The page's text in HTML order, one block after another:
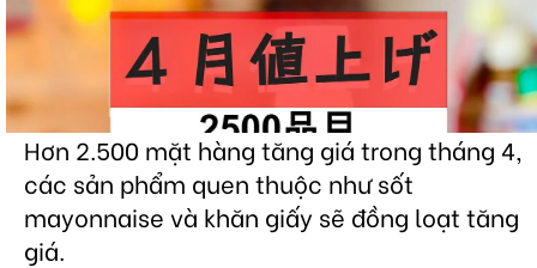
Hơn 2.500 mặt hàng tăng giá trong tháng 4,
các sản phẩm quen thuộc như sốt
mayonnaise và khăn giấy sẽ đồng loạt tăng
giá.